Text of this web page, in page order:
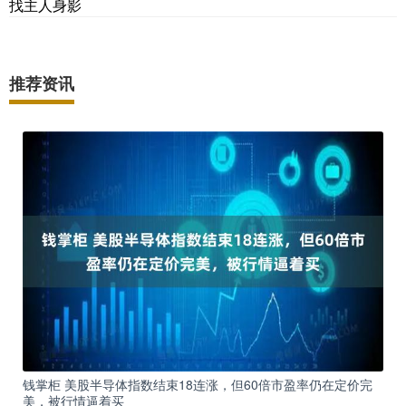
找主人身影
推荐资讯
钱掌柜 美股半导体指数结束18连涨，但60倍市盈率仍在定价完
美，被行情逼着买